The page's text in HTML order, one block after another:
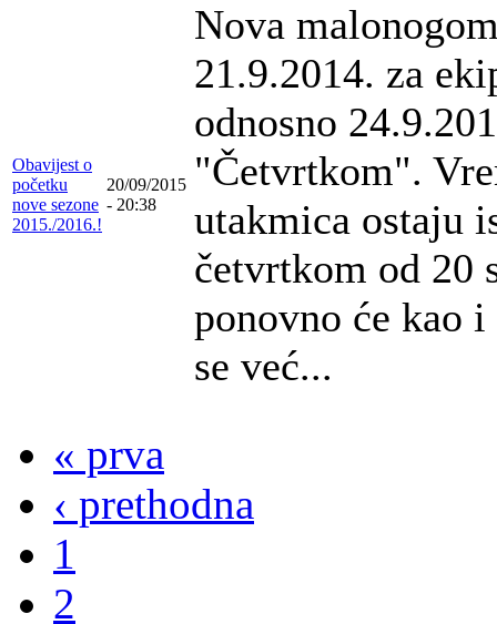
Obavijest o
početku
nove sezone
2015./2016.!
20/09/2015
- 20:38
Nova
21.9.2014. za
odnosno
"Četvrtkom".
utakmica ostaju
četvrtkom od 20
ponovno će kao
se već...
« prva
‹ prethodna
1
2